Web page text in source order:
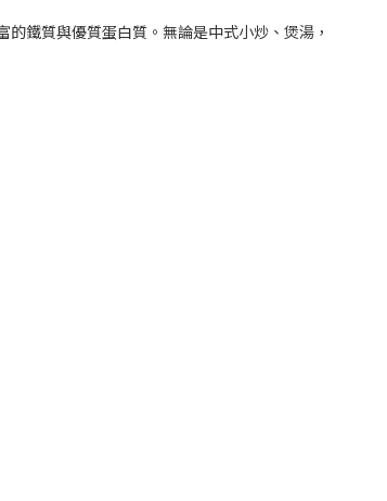
鐵質與優質蛋白質。無論是中式小炒、煲湯，